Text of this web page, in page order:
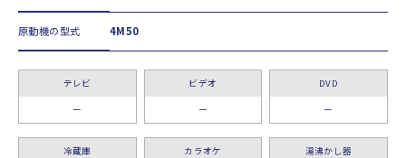
原動機の型式 4M50
テレビ
ー
ビデオ
ー
DVD
ー
冷蔵庫 カラオケ 湯沸かし器